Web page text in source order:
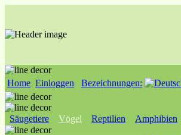
Home Einloggen Bezeichnungen:
Säugetiere Vögel Reptilien Amphibien